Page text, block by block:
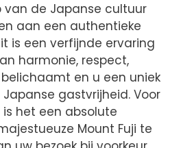
van de Japanse cultuur
aan een authentieke
is een verfijnde ervaring
harmonie, respect,
en u een uniek
gastvrijheid. Voor
het een absolute
Mount Fuji te